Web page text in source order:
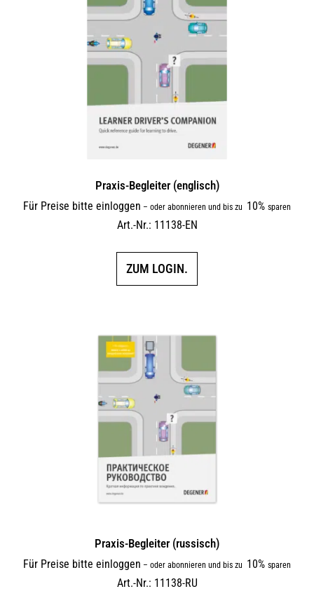
Praxis-Begleiter (englisch)
Für Preise bitte einloggen – oder abonnieren und bis zu 10% sparen
Art.-Nr.: 11138-EN
ZUM LOGIN.
Praxis-Begleiter (russisch)
Für Preise bitte einloggen – oder abonnieren und bis zu 10% sparen
Art.-Nr.: 11138-RU